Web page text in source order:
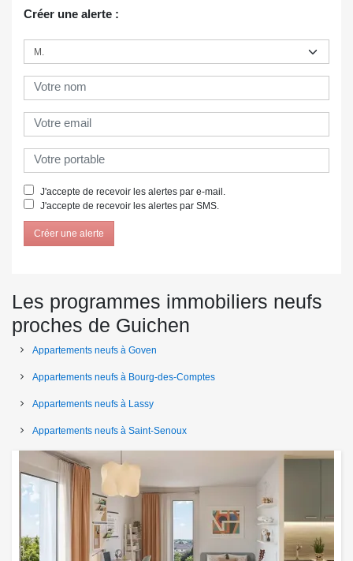
Créer une alerte :
J'accepte de recevoir les alertes par e-mail.
J'accepte de recevoir les alertes par SMS.
Créer une alerte
Les programmes immobiliers neufs
proches de Guichen
Appartements neufs à Goven
Appartements neufs à Bourg-des-Comptes
Appartements neufs à Lassy
Appartements neufs à Saint-Senoux